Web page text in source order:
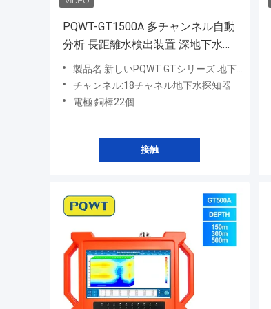
PQWT-GT1500A 多チャンネル自動
分析 長距離水検出装置 深地下水検
出器
製品名:新しいPQWT GTシリーズ 地下水探知機
チャンネル:18チャネル地下水探知器
電極:銅棒22個
接触